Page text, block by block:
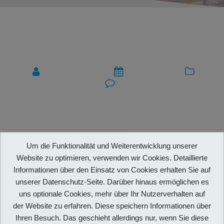
Um die Funktionalität und Weiterentwicklung unserer
Website zu optimieren, verwenden wir Cookies. Detaillierte
Informationen über den Einsatz von Cookies erhalten Sie auf
unserer Datenschutz-Seite. Darüber hinaus ermöglichen es
uns optionale Cookies, mehr über Ihr Nutzerverhalten auf
der Website zu erfahren. Diese speichern Informationen über
Ihren Besuch. Das geschieht allerdings nur, wenn Sie diese
VORHERIGE: VORHERIGER
BEITRAG:
SONDERAUSSTELLUNGEN